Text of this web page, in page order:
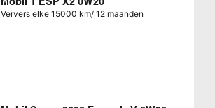
Ververs elke 15000 km/ 12 maanden